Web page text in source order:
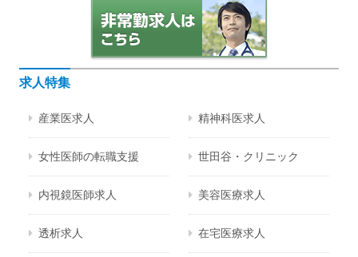
求人特集
産業医求人 精神科医求人
女性医師の転職支援 世田谷・クリニック
内視鏡医師求人 美容医療求人
透析求人 在宅医療求人